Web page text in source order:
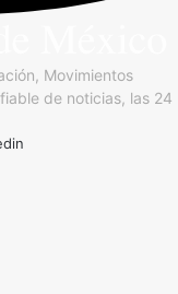
Movimientos
de noticias, las 24